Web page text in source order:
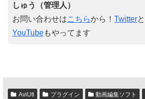
しゅう（管理人）
お問い合わせはこちらから！ Twitterと
YouTubeもやってます
AviUtl プラグイン 動画編集ソフト